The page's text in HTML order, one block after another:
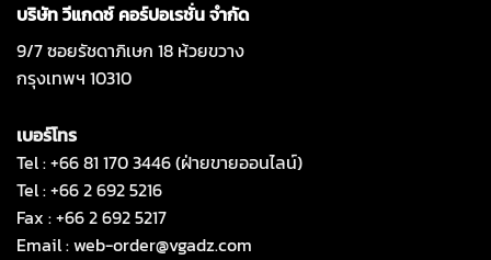
บริษัท วีแกดซ์ คอร์ปอเรชั่น จำกัด
9/7 ซอยรัชดาภิเษก 18 ห้วยขวาง
กรุงเทพฯ 10310
เบอร์โทร
Tel : +66 81 170 3446 (ฝ่ายขายออนไลน์)
Tel : +66 2 692 5216
Fax : +66 2 692 5217
Email :web-order@vgadz.com